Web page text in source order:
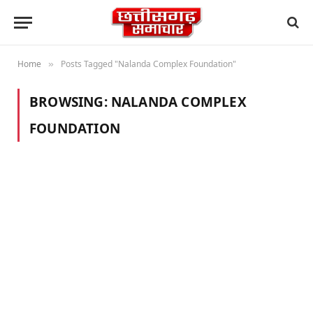
Home » Posts Tagged "Nalanda Complex Foundation"
BROWSING: NALANDA COMPLEX
FOUNDATION